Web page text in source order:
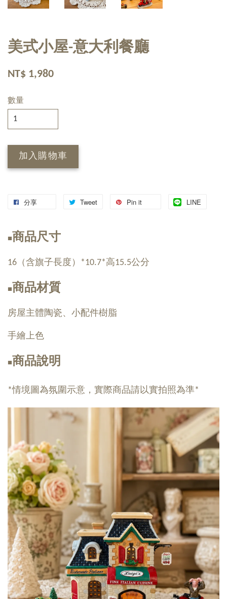
美式小屋-意大利餐廳
NT$ 1,980
數量
加入購物車
分享 Tweet Pin it LINE
■商品尺寸
16（含旗子長度）*10.7*高15.5公分
■商品材質
房屋主體陶瓷、小配件樹脂
手繪上色
■商品說明
*情境圖為氛圍示意，實際商品請以實拍照為準*